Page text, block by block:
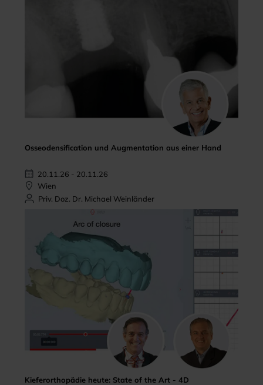
Osseodensification und Augmentation aus einer Hand
20.11.26 - 20.11.26
Wien
Priv. Doz. Dr. Michael Weinländer
Kieferorthopädie heute: State of the Art - 4D